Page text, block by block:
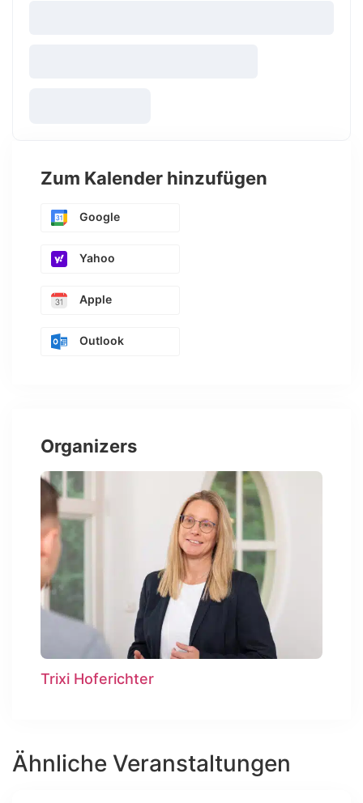
Zum Kalender hinzufügen
Google
Yahoo
Apple
Outlook
Organizers
Trixi Hoferichter
Ähnliche Veranstaltungen